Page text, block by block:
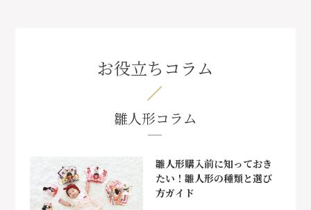
お役立ちコラム
雛人形コラム
雛人形購入前に知っておき
たい！雛人形の種類と選び
方ガイド